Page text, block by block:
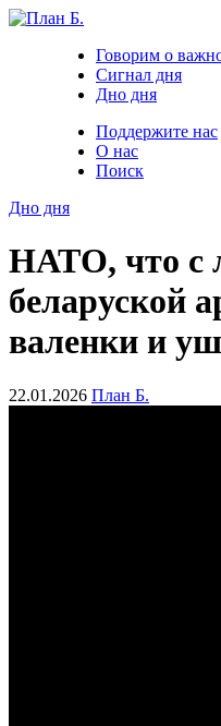
Говорим о
Сигнал дня
Дно дня
Поддержите нас
О нас
Поиск
Дно дня
НАТО, что с
беларуской
валенки и
22.01.2026 План Б.